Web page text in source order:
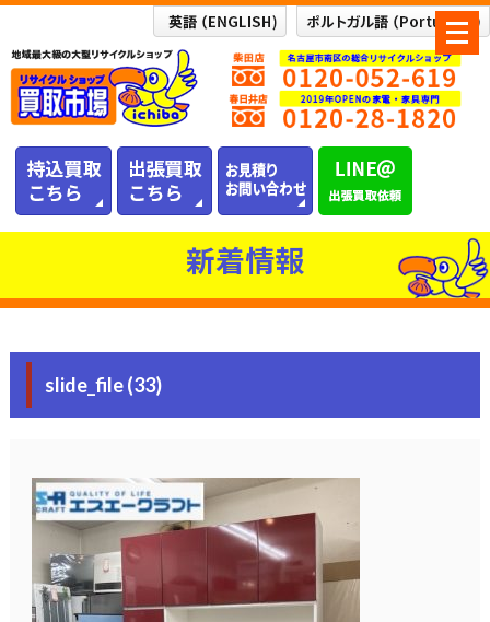
メ
ニ
ュ
ー
新着情報
slide_file (33)